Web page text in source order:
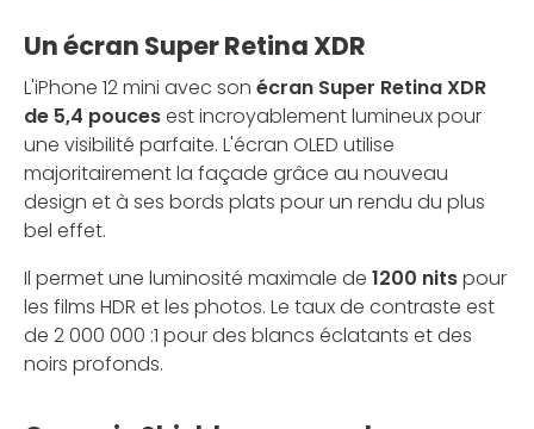
Un écran Super Retina XDR
L'iPhone 12 mini avec son écran Super Retina XDR
de 5,4 poucesest incroyablement lumineux pour
une visibilité parfaite. L'écran OLED utilise
majoritairement la façade grâce au nouveau
design et à ses bords plats pour un rendu du plus
bel effet.
Il permet une luminosité maximale de 1200 nitspour
les films HDR et les photos. Le taux de contraste est
de 2 000 000 :1 pour des blancs éclatants et des
noirs profonds.